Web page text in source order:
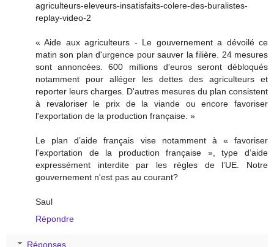
agriculteurs-eleveurs-insatisfaits-colere-des-buralistes-
replay-video-2
« Aide aux agriculteurs - Le gouvernement a dévoilé ce
matin son plan d'urgence pour sauver la filière. 24 mesures
sont annoncées. 600 millions d'euros seront débloqués
notamment pour alléger les dettes des agriculteurs et
reporter leurs charges. D'autres mesures du plan consistent
à revaloriser le prix de la viande ou encore favoriser
l'exportation de la production française. »
Le plan d’aide français vise notamment à « favoriser
l'exportation de la production française », type d’aide
expressément interdite par les règles de l’UE. Notre
gouvernement n'est pas au courant?
Saul
Répondre
Réponses